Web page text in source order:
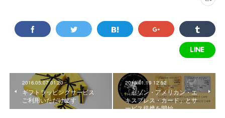
2016.05.07 01:20
ギフトラッピングサービス
ご利用いただけます
2015.01.19 12:52
「セゾン・アメリカン・エ
キスプレス・カード」とサ
ービス提携を開始